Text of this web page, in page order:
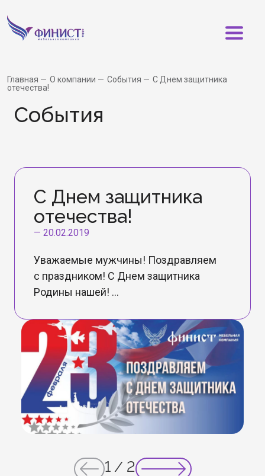
Главная О компании События
С Днем защитника
отечества!
События
С Днем защитника
отечества!
— 20.02.2019
Уважаемые мужчины! Поздравляем
с праздником! С Днем защитника
Родины нашей! ...
1/ 2